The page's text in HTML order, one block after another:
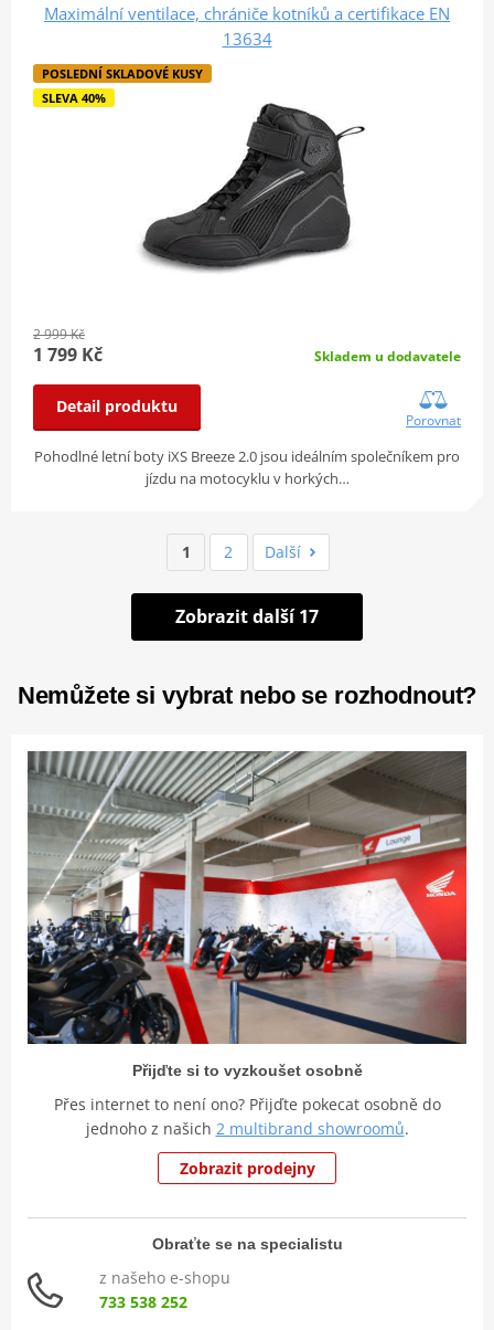
Maximální ventilace, chrániče kotníků a certifikace EN
13634
POSLEDNÍ SKLADOVÉ KUSY
SLEVA 40%
2 999 Kč
1 799 Kč Skladem u dodavatele
Detail produktu
Porovnat
Pohodlné letní boty iXS Breeze 2.0 jsou ideálním společníkem pro
jízdu na motocyklu v horkých…
1 2 Další
Zobrazit další 17
Nemůžete si vybrat nebo se rozhodnout?
Přijďte si to vyzkoušet osobně
Přes internet to není ono? Přijďte pokecat osobně do
jednoho z našich 2 multibrand showroomů.
Zobrazit prodejny
Obraťte se na specialistu
z našeho e-shopu
733 538 252